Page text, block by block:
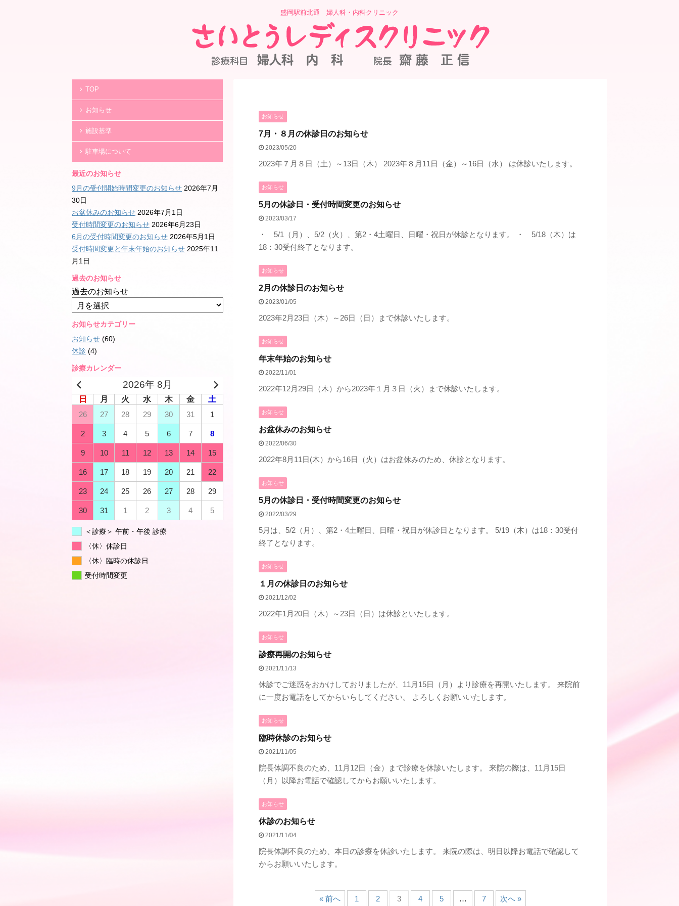
盛岡駅前北通 婦人科・内科クリニック
お知らせ
7月・８月の休診日のお知らせ
2023/05/20
2023年７月８日（土）～13日（木） 2023年８月11日（金）～16日（水） は休診いたします。
お知らせ
5月の休診日・受付時間変更のお知らせ
2023/03/17
・ 5/1（月）、5/2（火）、第2・4土曜日、日曜・祝日が休診となります。 ・ 5/18（木）は
18：30受付終了となります。
お知らせ
2月の休診日のお知らせ
2023/01/05
2023年2月23日（木）～26日（日）まで休診いたします。
お知らせ
年末年始のお知らせ
2022/11/01
2022年12月29日（木）から2023年１月３日（火）まで休診いたします。
お知らせ
お盆休みのお知らせ
2022/06/30
2022年8月11日(木）から16日（火）はお盆休みのため、休診となります。
お知らせ
5月の休診日・受付時間変更のお知らせ
2022/03/29
5月は、5/2（月）、第2・4土曜日、日曜・祝日が休診日となります。 5/19（木）は18：30受付
終了となります。
お知らせ
１月の休診日のお知らせ
2021/12/02
2022年1月20日（木）～23日（日）は休診といたします。
お知らせ
診療再開のお知らせ
2021/11/13
休診でご迷惑をおかけしておりましたが、11月15日（月）より診療を再開いたします。 来院前
に一度お電話をしてからいらしてください。 よろしくお願いいたします。
お知らせ
臨時休診のお知らせ
2021/11/05
院長体調不良のため、11月12日（金）まで診療を休診いたします。 来院の際は、11月15日
（月）以降お電話で確認してからお願いいたします。
お知らせ
休診のお知らせ
2021/11/04
院長体調不良のため、本日の診療を休診いたします。 来院の際は、明日以降お電話で確認して
からお願いいたします。
« 前へ 1 2 3 4 5 … 7 次へ »
TOP
お知らせ
施設基準
駐車場について
最近のお知らせ
9月の受付開始時間変更のお知らせ 2026年7月
30日
お盆休みのお知らせ 2026年7月1日
受付時間変更のお知らせ 2026年6月23日
6月の受付時間変更のお知らせ 2026年5月1日
受付時間変更と年末年始のお知らせ 2025年11
月1日
過去のお知らせ
過去のお知らせ
お知らせカテゴリー
お知らせ (60)
休診 (4)
診療カレンダー
2026年 8月
日 月 火 水 木 金
土
26
27 28 29 30 31 1
2 3 4 5 6 7 8
9 10 11 12 13 14 15
16 17 18 19 20 21 22
23 24 25 26 27 28 29
30 31 1 2 3 4 5
＜診療＞ 午前・午後 診療
〈休〉休診日
〈休〉臨時の休診日
受付時間変更